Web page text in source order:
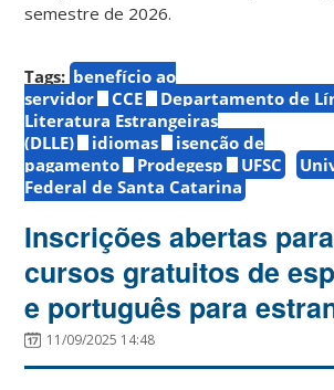
semestre de 2026.
Tags: benefício ao
servidor
CCE
Departamento de
Literatura Estrangeiras
(DLLE)
idiomas
isenção de
pagamento
Prodegesp UFSC
Federal de Santa Catarina
Inscrições abertas para
cursos gratuitos de
e português para
11/09/2025 14:48